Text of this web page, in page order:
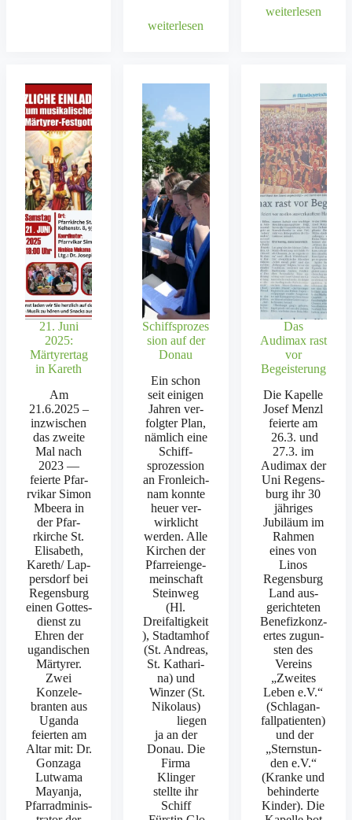
weit­er­lesen
weit­er­lesen
21. Juni
2025:
Märtyrertag
in Kareth
Am
21.6.2025 –
inzwis­chen
das zweite
Mal nach
2023 —
feierte Pfar­
rvikar Simon
Mbeera in
der Pfar­
rkirche St.
Elis­a­beth,
Kareth/ Lap­
pers­dorf bei
Regens­burg
einen Gottes­
di­enst zu
Ehren der
ugan­dis­chen
Mär­tyr­er.
Zwei
Konzel­e­
bran­ten aus
Ugan­da
feierten am
Altar mit: Dr.
Gon­za­ga
Lut­wa­ma
Mayan­ja,
Pfar­rad­min­is­
Schiffsprozes
sion auf der
Donau
Ein schon
seit eini­gen
Jahren ver­
fol­gter Plan,
näm­lich eine
Schiff­
sprozes­sion
an Fron­le­ich­
nam kon­nte
heuer ver­
wirk­licht
wer­den. Alle
Kirchen der
Pfar­reienge­
mein­schaft
Stein­weg
(Hl.
Dreifaltigkeit
), Stad­tamhof
(St. Andreas,
St. Katha­ri­
na) und
Winz­er (St.
Niko­laus)
liegen
ja an der
Donau. Die
Fir­ma
Klinger
stellte ihr
Schiff
Das
Audimax rast
vor
Begeisterung
Die Kapelle
Josef Men­zl
feierte am
26.3. und
27.3. im
Audi­max der
Uni Regens­
burg ihr 30
jähriges
Jubiläum im
Rah­men
eines von
Linos
Regens­burg
Land aus­
gerichteten
Bene­fizkonz­
ertes zugun­
sten des
Vere­ins
„Zweites
Leben e.V.“
(Schla­gan­
fall­pa­tien­ten)
und der
„Stern­stun­
den e.V.“
(Kranke und
behin­derte
Kinder). Die